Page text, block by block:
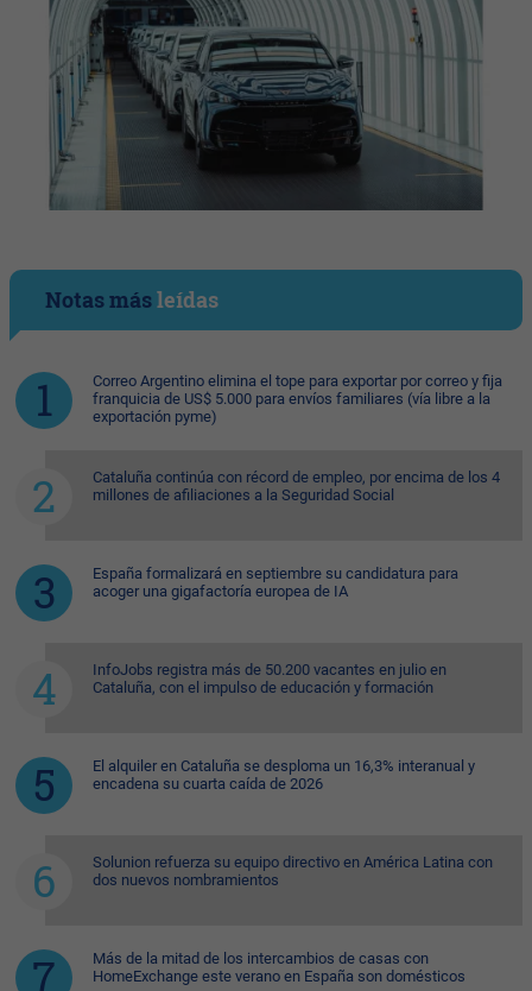
Notas másleídas
Correo Argentino elimina el tope para exportar por correo y fija
franquicia de US$ 5.000 para envíos familiares (vía libre a la
exportación pyme)
Cataluña continúa con récord de empleo, por encima de los 4
millones de afiliaciones a la Seguridad Social
España formalizará en septiembre su candidatura para
acoger una gigafactoría europea de IA
InfoJobs registra más de 50.200 vacantes en julio en
Cataluña, con el impulso de educación y formación
El alquiler en Cataluña se desploma un 16,3% interanual y
encadena su cuarta caída de 2026
Solunion refuerza su equipo directivo en América Latina con
dos nuevos nombramientos
Más de la mitad de los intercambios de casas con
HomeExchange este verano en España son domésticos